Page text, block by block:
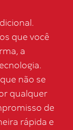
que você
a
não se
qualquer
de
rápida e